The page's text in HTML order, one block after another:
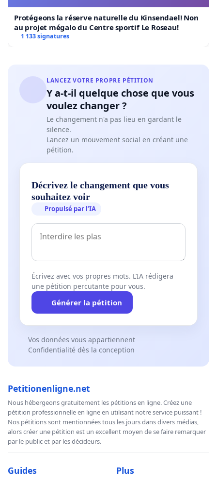
Protégeons la réserve naturelle du Kinsendael! Non
au projet mégalo du Centre sportif Le Roseau!
1 133 signatures
LANCEZ VOTRE PROPRE PÉTITION
Y a-t-il quelque chose que vous
voulez changer ?
Le changement n'a pas lieu en gardant le
silence.
Lancez un mouvement social en créant une
pétition.
Décrivez le changement que vous
souhaitez voir
Propulsé par l’IA
Écrivez avec vos propres mots. L’IA rédigera
une pétition percutante pour vous.
Générer la pétition
Vos données vous appartiennent
Confidentialité dès la conception
Petitionenligne.net
Nous hébergeons gratuitement les pétitions en ligne. Créez une
pétition professionnelle en ligne en utilisant notre service puissant !
Nos pétitions sont mentionnées tous les jours dans divers médias,
alors créer une pétition est un excellent moyen de se faire remarquer
par le public et par les décideurs.
Guides Plus